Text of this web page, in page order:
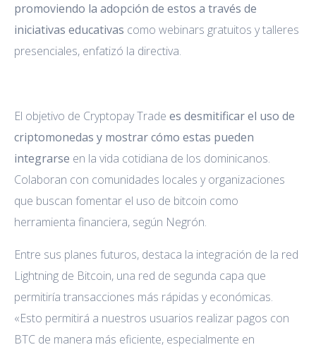
promoviendo la adopción de estos a través de
iniciativas educativas como webinars gratuitos y talleres
presenciales, enfatizó la directiva.
El objetivo de Cryptopay Trade es desmitificar el uso de
criptomonedas y mostrar cómo estas pueden
integrarse en la vida cotidiana de los dominicanos.
Colaboran con comunidades locales y organizaciones
que buscan fomentar el uso de bitcoin como
herramienta financiera, según Negrón.
Entre sus planes futuros, destaca la integración de la red
Lightning de Bitcoin, una red de segunda capa que
permitiría transacciones más rápidas y económicas.
«Esto permitirá a nuestros usuarios realizar pagos con
BTC de manera más eficiente, especialmente en